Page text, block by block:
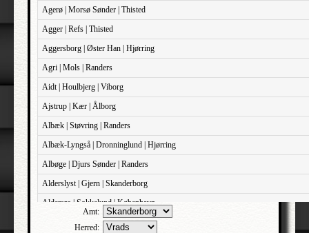
Agerø | Morsø Sønder | Thisted
Agger | Refs | Thisted
Aggersborg | Øster Han | Hjørring
Agri | Mols | Randers
Aidt | Houlbjerg | Viborg
Ajstrup | Kær | Ålborg
Albæk | Støvring | Randers
Albæk-Lyngså | Dronninglund | Hjørring
Albøge | Djurs Sønder | Randers
Alderslyst | Gjern | Skanderborg
Aldersro | Sokkelund | København
Allehelgens | Sokkelund | København
Amt:
Herred: